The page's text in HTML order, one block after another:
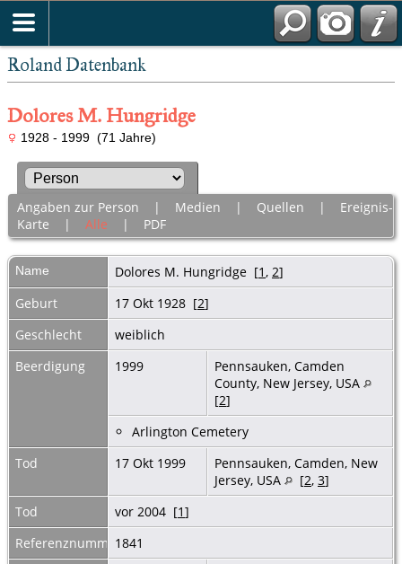
Roland Datenbank
Dolores M. Hungridge
1928 - 1999 (71 Jahre)
Angaben zur Person | Medien | Quellen | Ereignis-
Karte | Alle | PDF
Name Dolores M. Hungridge [1, 2]
Geburt
17 Okt 1928 [2]
Geschlecht
weiblich
Beerdigung
1999
Pennsauken, Camden
County, New Jersey, USA
[2]
Arlington Cemetery
Tod
17 Okt 1999
Pennsauken, Camden, New
Jersey, USA
[2, 3]
Tod
vor 2004 [1]
Referenznummer1841